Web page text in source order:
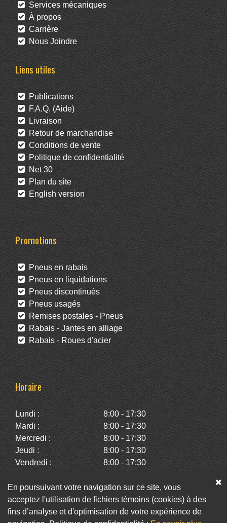
Services mécaniques
À propos
Carrière
Nous Joindre
Liens utiles
Publications
F.A.Q. (Aide)
Livraison
Retour de marchandise
Conditions de vente
Politique de confidentialité
Net 30
Plan du site
English version
Promotions
Pneus en rabais
Pneus en liquidations
Pneus discontinués
Pneus usagés
Remises postales - Pneus
Rabais - Jantes en alliage
Rabais - Roues d'acier
Horaire
Lundi :
8:00 - 17:30
Mardi :
8:00 - 17:30
Mercredi :
8:00 - 17:30
Jeudi :
8:00 - 17:30
Vendredi :
8:00 - 17:30
Dimanche :
Fermé
Facebook Twitter Infolettre
En poursuivant votre navigation sur ce site, vous
acceptez l'utilisation de fichiers témoins (cookies) à des
fins d’analyse et d'optimisation de votre expérience de